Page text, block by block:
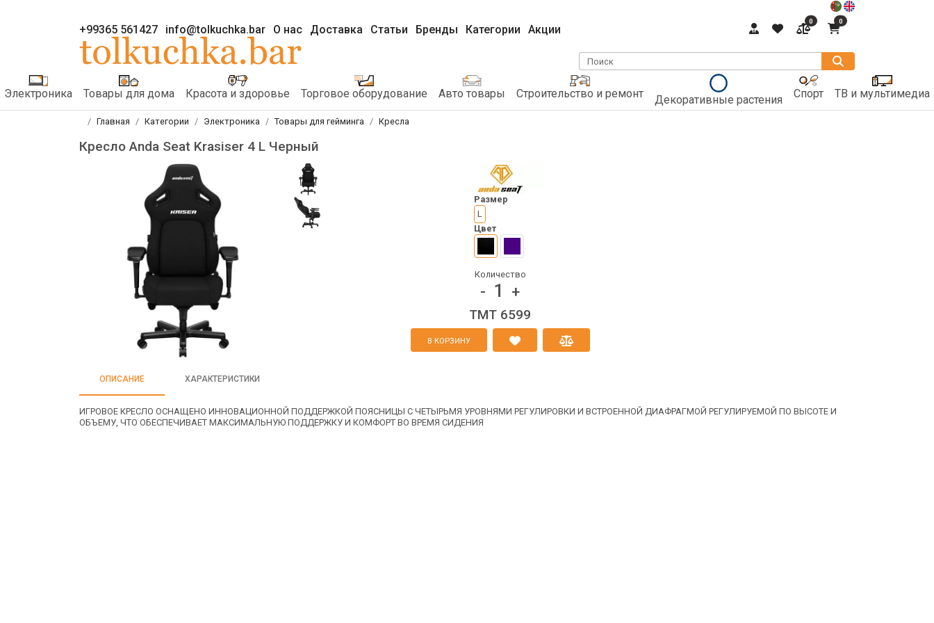
+99365 561427 info@tolkuchka.bar О нас Доставка Статьи Бренды Категории Акции
0 0
Поиск
Электроника Товары для дома Красота и здоровье Торговое оборудование Авто товары Строительство и ремонт Декоративные растения Спорт ТВ и мультимедиа
Главная Категории Электроника Товары для гейминга Кресла
Кресло Anda Seat Krasiser 4 L Черный
Размер
L
Цвет
Количество
- 1 +
TMT 6599
В КОРЗИНУ
ОПИСАНИЕ ХАРАКТЕРИСТИКИ
ИГРОВОЕ КРЕСЛО ОСНАЩЕНО ИННОВАЦИОННОЙ ПОДДЕРЖКОЙ ПОЯСНИЦЫ С ЧЕТЫРЬМЯ УРОВНЯМИ РЕГУЛИРОВКИ И ВСТРОЕННОЙ ДИАФРАГМОЙ РЕГУЛИРУЕМОЙ ПО ВЫСОТЕ И
ОБЪЕМУ, ЧТО ОБЕСПЕЧИВАЕТ МАКСИМАЛЬНУЮ ПОДДЕРЖКУ И КОМФОРТ ВО ВРЕМЯ СИДЕНИЯ